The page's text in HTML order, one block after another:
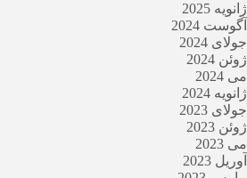
ژانویه 2025
آگوست 2024
جولای 2024
ژوئن 2024
می 2024
ژانویه 2024
جولای 2023
ژوئن 2023
می 2023
آوریل 2023